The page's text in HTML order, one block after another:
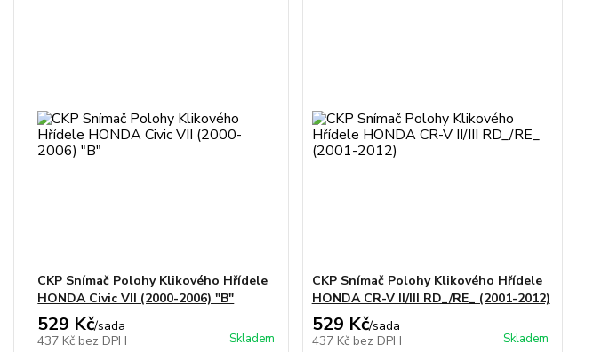
CKP Snímač Polohy Klikového Hřídele
HONDA Civic VII (2000-2006) "B"
529 Kč/sada
437 Kč bez DPH Skladem
CKP Snímač Polohy Klikového Hřídele
HONDA CR-V II/III RD_/RE_ (2001-2012)
529 Kč/sada
437 Kč bez DPH Skladem